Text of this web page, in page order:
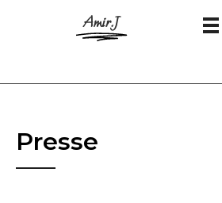
Amir.J
Presse